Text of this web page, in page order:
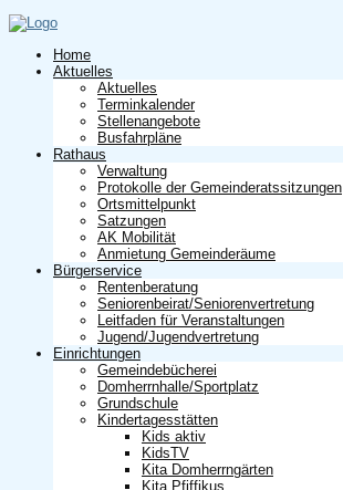
Home
Aktuelles
Aktuelles
Terminkalender
Stellenangebote
Busfahrpläne
Rathaus
Verwaltung
Protokolle der Gemeinderatssitzungen
Ortsmittelpunkt
Satzungen
AK Mobilität
Anmietung Gemeinderäume
Bürgerservice
Rentenberatung
Seniorenbeirat/Seniorenvertretung
Leitfaden für Veranstaltungen
Jugend/Jugendvertretung
Einrichtungen
Gemeindebücherei
Domherrnhalle/Sportplatz
Grundschule
Kindertagesstätten
Kids aktiv
KidsTV
Kita Domherrngärten
Kita Pfiffikus